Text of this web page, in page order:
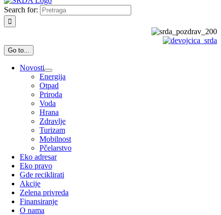
Search for:
Go to...
Novosti
Energija
Otpad
Priroda
Voda
Hrana
Zdravlje
Turizam
Mobilnost
Pčelarstvo
Eko adresar
Eko pravo
Gde reciklirati
Akcije
Zelena privreda
Finansiranje
O nama